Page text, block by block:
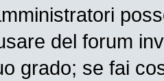
del forum
grado; se fai